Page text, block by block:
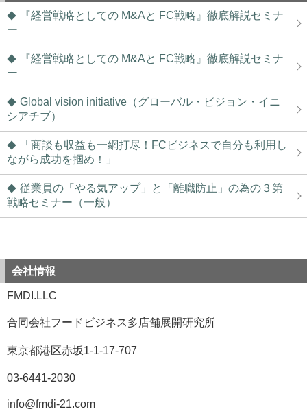
『経営戦略としての M&Aと FC戦略』徹底解説セミナ
ー
『経営戦略としての M&Aと FC戦略』徹底解説セミナ
ー
Global vision initiative（グローバル・ビジョン・イニ
シアチブ）
「商談も収益も一網打尽！FCビジネスで自分も利用し
ながら成功を掴め！」
従業員の「やる気アップ」と「離職防止」の為の３第
戦略セミナー（一般）
会社情報
FMDI.LLC
合同会社フードビジネス多店舗展開研究所
東京都港区赤坂1-1-17-707
03-6441-2030
info@fmdi-21.com